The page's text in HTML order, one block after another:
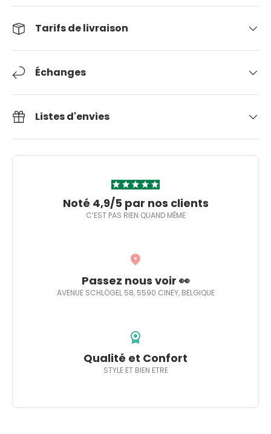
Tarifs de livraison
Échanges
Listes d'envies
Noté 4,9/5 par nos clients
C’EST PAS RIEN QUAND MÊME
Passez nous voir 👀
AVENUE SCHLÖGEL 58, 5590 CINEY, BELGIQUE
Qualité et Confort
STYLE ET BIEN ETRE